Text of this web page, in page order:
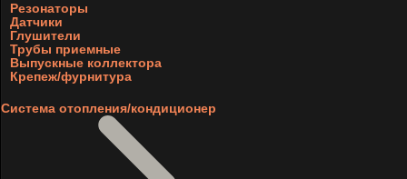
Резонаторы
Датчики
Глушители
Трубы приемные
Выпускные коллектора
Крепеж/фурнитура
Система отопления/кондиционер